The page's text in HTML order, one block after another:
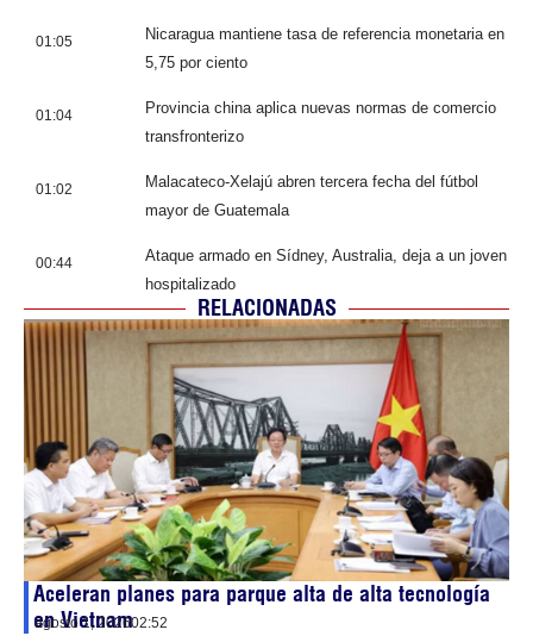
01:05
Nicaragua mantiene tasa de referencia monetaria en
5,75 por ciento
01:04
Provincia china aplica nuevas normas de comercio
transfronterizo
01:02
Malacateco-Xelajú abren tercera fecha del fútbol
mayor de Guatemala
00:44
Ataque armado en Sídney, Australia, deja a un joven
hospitalizado
RELACIONADAS
Aceleran planes para parque alta de alta tecnología
en Vietnam
agosto 1, 202602:52